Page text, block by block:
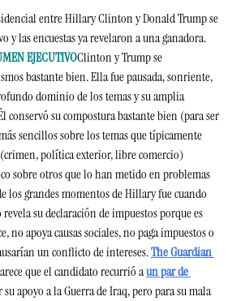
entre Hillary Clinton y Donald Trump se
EJECUTIVOClinton y Trump se
bastante bien. Ella fue pausada, sonriente,
dominio de los temas y su amplia
conservó su compostura bastante bien (para ser
sencillos sobre los temas que típicamente
política exterior, libre comercio)
sobre otros que lo han metido en problemas
los grandes momentos de Hillary fue cuando
su declaración de impuestos porque es
no apoya causas sociales, no paga impuestos o
un conflicto de intereses. The Guardian
que el candidato recurrió a un par de
su apoyo a la Guerra de Iraq, pero para su mala